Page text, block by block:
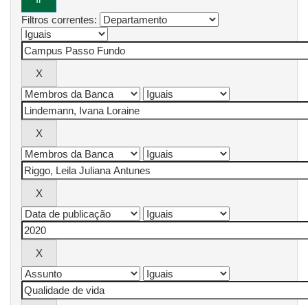
Filtros correntes: